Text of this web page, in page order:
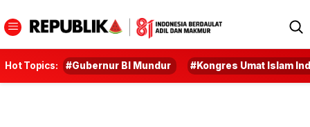
Hot Topics: #Gubernur BI Mundur #Kongres Umat Islam